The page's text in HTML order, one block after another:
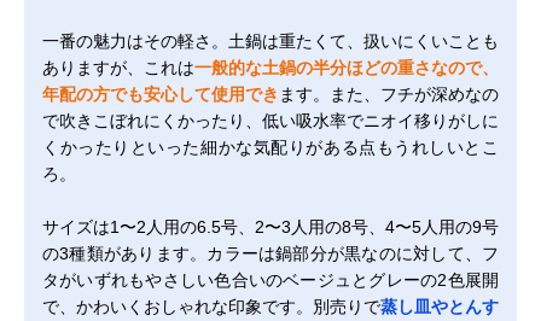
一番の魅力はその軽さ。土鍋は重たくて、扱いにくいことも
ありますが、これは一般的な土鍋の半分ほどの重さなので、
年配の方でも安心して使用でき ます。また、フチが深めなの
で吹きこぼれにくかったり、低い吸水率でニオイ移りがしに
くかったりといった細かな気配りがある点もうれしいとこ
ろ。
サイズは1〜2人用の6.5号、2〜3人用の8号、4〜5人用の9号
の3種類があります。カラーは鍋部分が黒なのに対して、フ
タがいずれもやさしい色合いのベージュとグレーの2色展開
で、かわいくおしゃれな印象です。別売りで蒸し皿やとんす